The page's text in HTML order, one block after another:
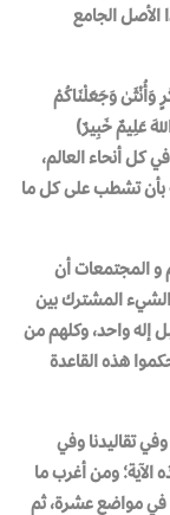
الأصل الجامع
وَأُنْثَىٰ وَجَعَلْنَاكُمْ
عَلِيمٌ خَبِيرٌ)
في كل أنحاء العالم،
بأن تشطب على كل ما
و المجتمعات أن
المشترك بين
إله واحد، وكلهم من
هذه القاعدة
تقاليدنا وفي
الآية؛ ومن أغرب ما
في مواضع عشرة، ثم